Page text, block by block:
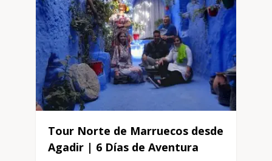
Tour Norte de Marruecos desde
Agadir | 6 Días de Aventura